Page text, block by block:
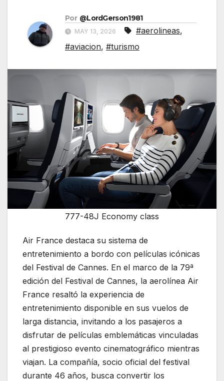
Por @LordGerson1981
MAY 13, 2026 #aerolineas,
#aviacion, #turismo
777-48J Economy class
Air France destaca su sistema de
entretenimiento a bordo con películas icónicas
del Festival de Cannes. En el marco de la 79ª
edición del Festival de Cannes, la aerolínea Air
France resaltó la experiencia de
entretenimiento disponible en sus vuelos de
larga distancia, invitando a los pasajeros a
disfrutar de películas emblemáticas vinculadas
al prestigioso evento cinematográfico mientras
viajan. La compañía, socio oficial del festival
durante 46 años, busca convertir los